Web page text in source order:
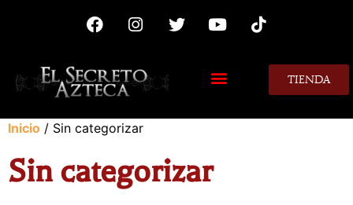
TIENDA
Inicio / Sin categorizar
Sin categorizar